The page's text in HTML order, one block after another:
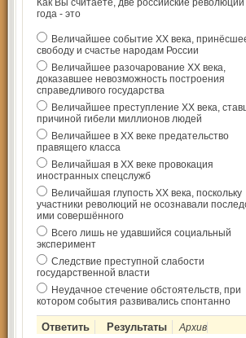
Как Вы считаете, две российские
года - это
Величайшее событие ХХ века,
свободу и счастье народам России
Величайшее разочарование ХХ века,
доказавшее невозможность построения
справедливого государства
Величайшее преступление ХХ века,
причиной гибели миллионов людей
Величайшее в ХХ веке предательство
правящего класса
Величайшая в ХХ веке провокация
иностранных спецслужб
Величайшая глупость ХХ века, поскольку
участники революций не осознавали
ими совершённого
Всего лишь не удавшийся социальный
эксперимент
Следствие преступной слабости
государственной власти
Неудачное стечение обстоятельств, при
котором события развивались спонтанно
Архив